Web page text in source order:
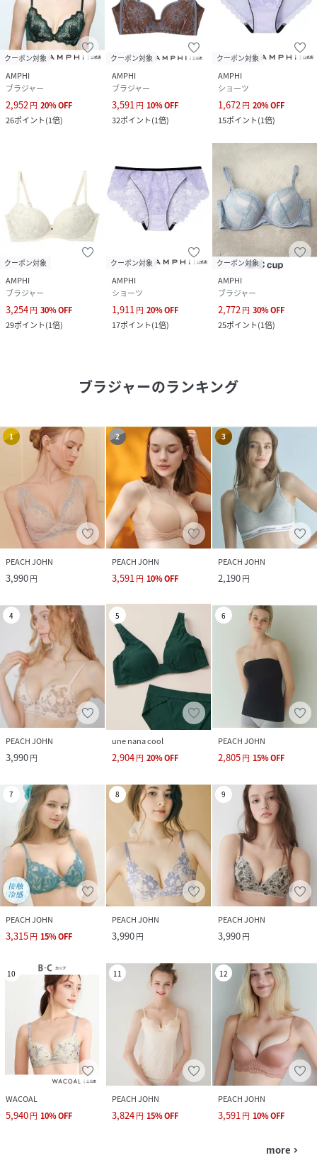
クーポン対象
AMPHI
ブラジャー
2,952円 20%OFF
26ポイント(1倍)
クーポン対象
AMPHI
ブラジャー
3,591円 10%OFF
32ポイント(1倍)
クーポン対象
AMPHI
ショーツ
1,672円 20%OFF
15ポイント(1倍)
クーポン対象
AMPHI
ブラジャー
3,254円 30%OFF
29ポイント(1倍)
クーポン対象
AMPHI
ショーツ
1,911 円 20%OFF
17ポイント(1倍)
クーポン対象
AMPHI
ブラジャー
2,772 円 30%OFF
25ポイント(1倍)
ブラジャーのランキング
1
PEACH JOHN
3,990円
2
PEACH JOHN
3,591円 10%OFF
3
PEACH JOHN
2,190円
4
PEACH JOHN
3,990円
5
une nana cool
2,904円 20%OFF
6
PEACH JOHN
2,805円 15%OFF
7
PEACH JOHN
3,315円 15%OFF
8
PEACH JOHN
3,990円
9
PEACH JOHN
3,990円
10
WACOAL
5,940円 10%OFF
11
PEACH JOHN
3,824円 15%OFF
12
PEACH JOHN
3,591円 10%OFF
more navigate_next